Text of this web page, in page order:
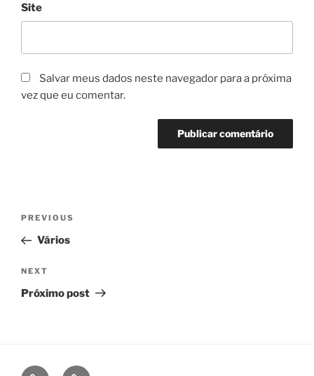
Site
Salvar meus dados neste navegador para a próxima
vez que eu comentar.
Navegação
Post
Previous
Post
PREVIOUS
Vários
Next
Post
NEXT
Próximo post